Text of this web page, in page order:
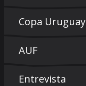
Copa Uruguay
AUF
Entrevista